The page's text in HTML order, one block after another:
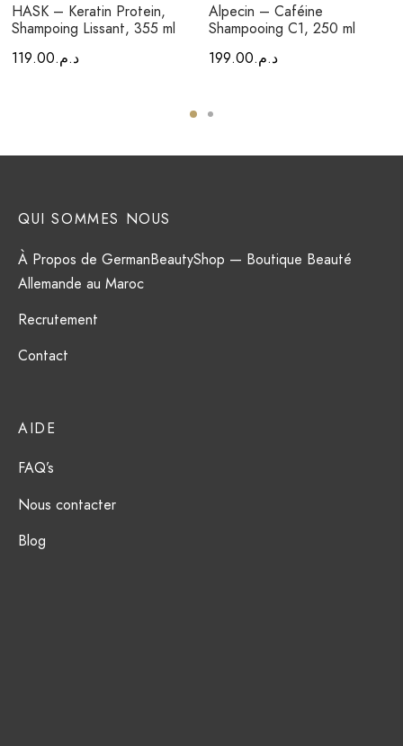
HASK – Keratin Protein,
Shampoing Lissant, 355 ml
د.م.119.00
Alpecin – Caféine
Shampooing C1, 250 ml
د.م.199.00
AIDE
FAQ’s
Nous contacter
Blog
QUI SOMMES NOUS
À Propos de GermanBeautyShop — Boutique Beauté
Allemande au Maroc
Recrutement
Contact